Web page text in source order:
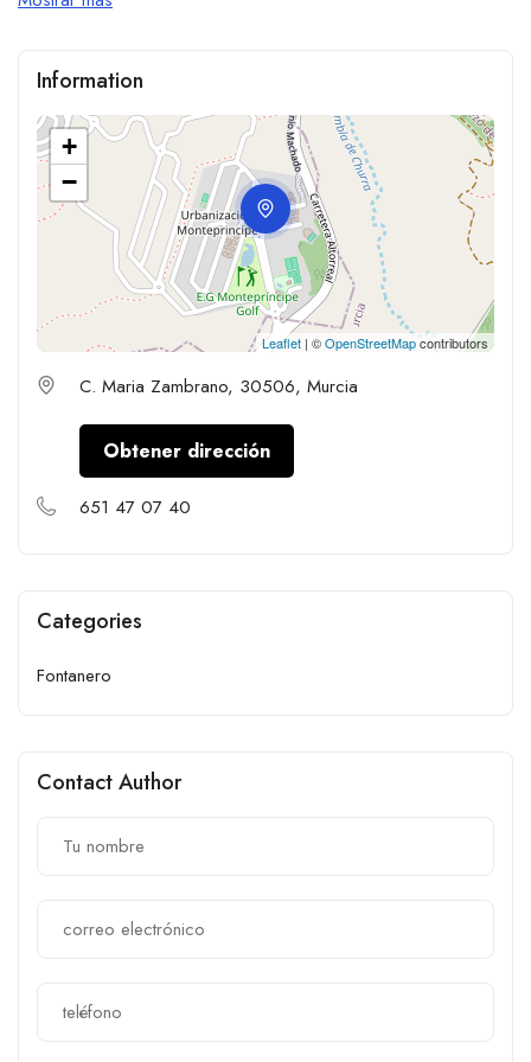
Information
+
−
Leaflet | ©OpenStreetMapcontributors
C. Maria Zambrano, 30506, Murcia
Obtener dirección
651 47 07 40
Categories
Fontanero
Contact Author